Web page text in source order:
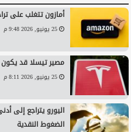
أمازون تتغلب على
25 يونيو, 2026 9:48 م
مصير تيسلا قد يكون
25 يونيو, 2026 8:11 م
اليورو يتراجع إلى
الضغوط النقدية